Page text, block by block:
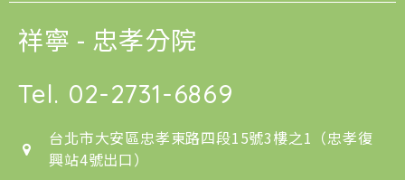
祥寧 - 忠孝分院
Tel. 02-2731-6869
台北市大安區忠孝東路四段15號3樓之1（忠孝復
興站4號出口）